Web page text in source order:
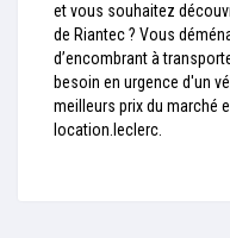
et vous souhaitez
de Riantec ? Vous
d’encombrant à
besoin en urgence d'un
meilleurs prix du marché
location.leclerc.